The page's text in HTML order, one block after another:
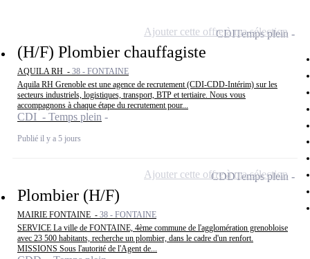
(H/F) Plombier chauffagiste
AQUILA RH - 38 - FONTAINE
Aquila RH Grenoble est une agence de recrutement (CDI-CDD-Intérim) sur les
secteurs industriels, logistiques, transport, BTP et tertiaire. Nous vous
accompagnons à chaque étape du recrutement pour...
CDI - Temps plein
Publié il y a 5 jours
CDITemps plein
Ajouter cette offre à ma sélection
Plombier (H/F)
MAIRIE FONTAINE - 38 - FONTAINE
SERVICE La ville de FONTAINE, 4ème commune de l'agglomération grenobloise
avec 23 500 habitants, recherche un plombier, dans le cadre d'un renfort.
MISSIONS Sous l'autorité de l'Agent de...
CDDTemps plein
Ajouter cette offre à ma sélection